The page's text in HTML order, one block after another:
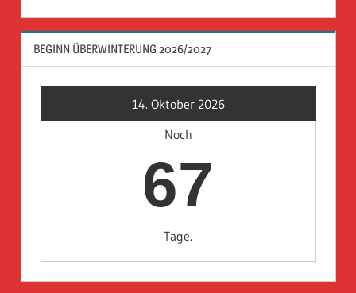
BEGINN ÜBERWINTERUNG 2026/2027
14. Oktober 2026
Noch
67
Tage.